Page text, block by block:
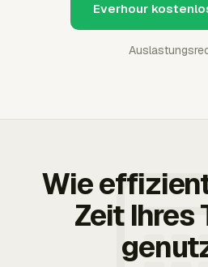
Everhour
Wie
Zeit Ihres